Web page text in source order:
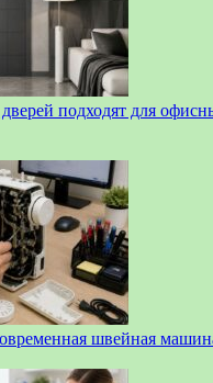
подходят для
швейная